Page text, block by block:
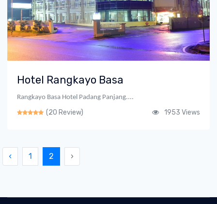
Hotel Rangkayo Basa
Rangkayo Basa Hotel Padang Panjang....
(20 Review) 1953 Views
‹ 1 2 ›